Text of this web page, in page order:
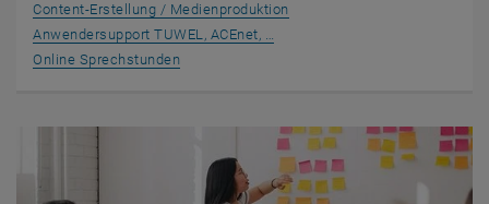
Content-Erstellung / Medienproduktion
Anwendersupport TUWEL, ACEnet, …
Online Sprechstunden